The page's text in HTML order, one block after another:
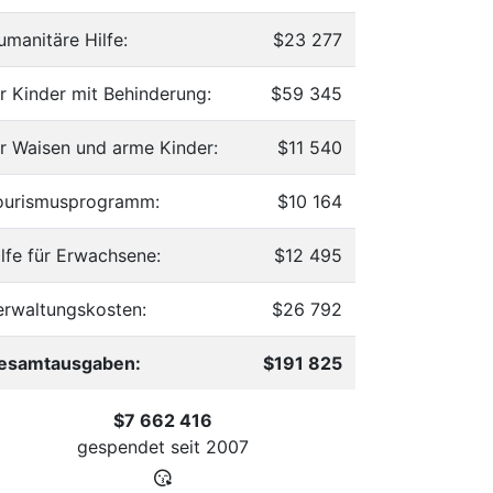
Hilfe: $23 277
Kinder mit Behinderung: $59 345
Waisen und arme Kinder: $11 540
$10 164
für Erwachsene: $12 495
$26 792
$191 825
$7 662 416
gespendet seit 2007